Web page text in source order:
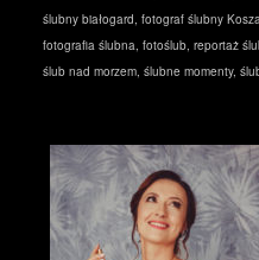
ślubny białogard, fotograf ślubny
fotografia ślubna, fotoślub, reportaż
ślub nad morzem, ślubne momenty,